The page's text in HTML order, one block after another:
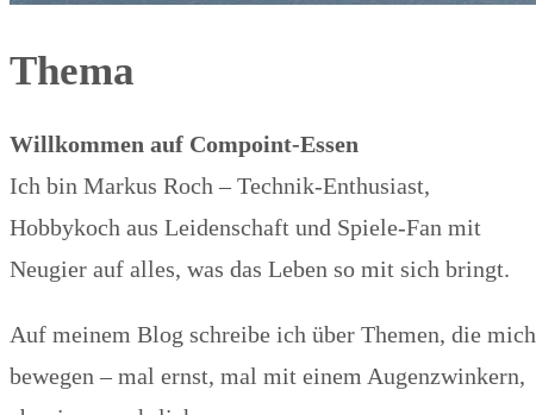
Thema
Willkommen auf Compoint-Essen
Ich bin Markus Roch – Technik-Enthusiast,
Hobbykoch aus Leidenschaft und Spiele-Fan mit
Neugier auf alles, was das Leben so mit sich bringt.
Auf meinem Blog schreibe ich über Themen, die mich
bewegen – mal ernst, mal mit einem Augenzwinkern,